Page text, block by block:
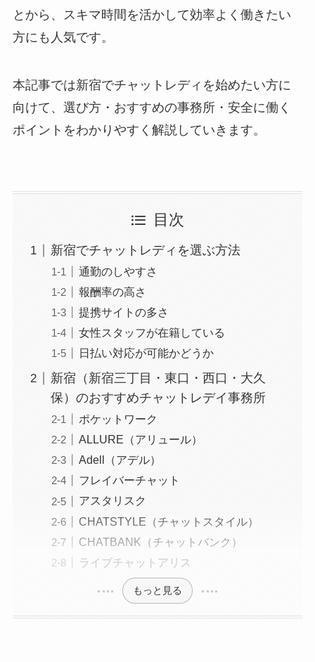
とから、スキマ時間を活かして効率よく働きたい
方にも人気です。
本記事では新宿でチャットレディを始めたい方に
向けて、選び方・おすすめの事務所・安全に働く
ポイントをわかりやすく解説していきます。
目次
新宿でチャットレディを選ぶ方法
通勤のしやすさ
報酬率の高さ
提携サイトの多さ
女性スタッフが在籍している
日払い対応が可能かどうか
新宿（新宿三丁目・東口・西口・大久
保）のおすすめチャットレデイ事務所
ポケットワーク
ALLURE（アリュール）
Adell（アデル）
フレイバーチャット
アスタリスク
CHATSTYLE（チャットスタイル）
CHATBANK（チャットバンク）
ライブチャットアリス
もっと見る